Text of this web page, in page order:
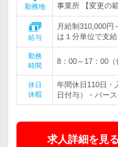
勤務地
事業所 【変更の
給与
月給制310,000
は１分単位で
勤務
時間
8：00～17：00
休日
休暇
年間休日110日・
日付与）・バー
求人詳細を見る